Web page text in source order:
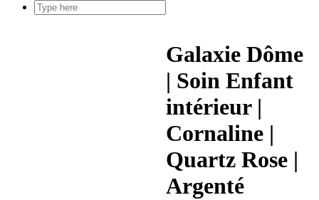
Galaxie Dôme
| Soin Enfant
intérieur |
Cornaline |
Quartz Rose |
Argenté